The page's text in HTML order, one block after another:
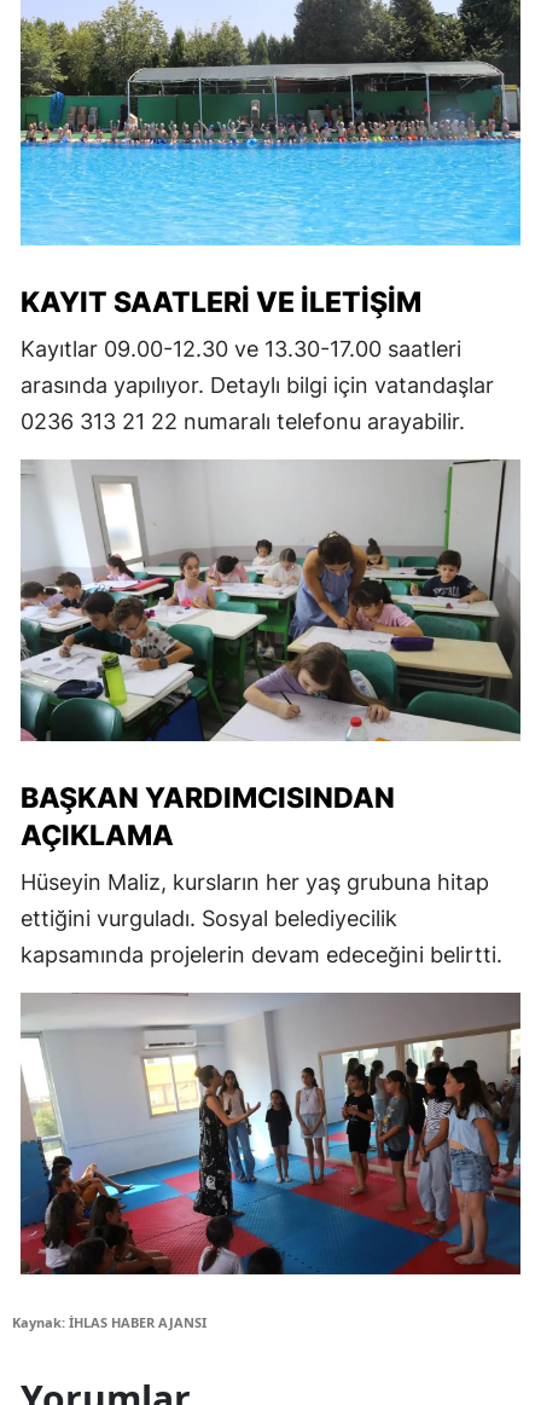
KAYIT SAATLERI VE İLETIŞIM
Kayıtlar 09.00-12.30 ve 13.30-17.00 saatleri
arasında yapılıyor. Detaylı bilgi için vatandaşlar
0236 313 21 22 numaralı telefonu arayabilir.
BAŞKAN YARDIMCISINDAN
AÇIKLAMA
Hüseyin Maliz, kursların her yaş grubuna hitap
ettiğini vurguladı. Sosyal belediyecilik
kapsamında projelerin devam edeceğini belirtti.
Kaynak: İHLAS HABER AJANSI